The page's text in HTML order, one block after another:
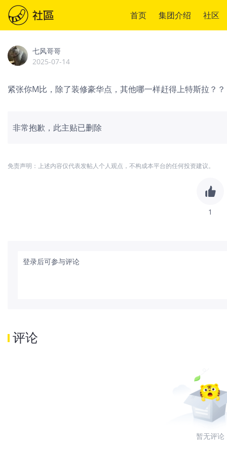
首页 集团介绍 社区
七风哥哥
2025-07-14
紧张你M比，除了装修豪华点，其他哪一样赶得上特斯拉？
非常抱歉，此主贴已删除
免责声明：上述内容仅代表发帖人个人观点，不构成本平台的任何投资建议。
1
登录后可参与评论
评论
暂无评论